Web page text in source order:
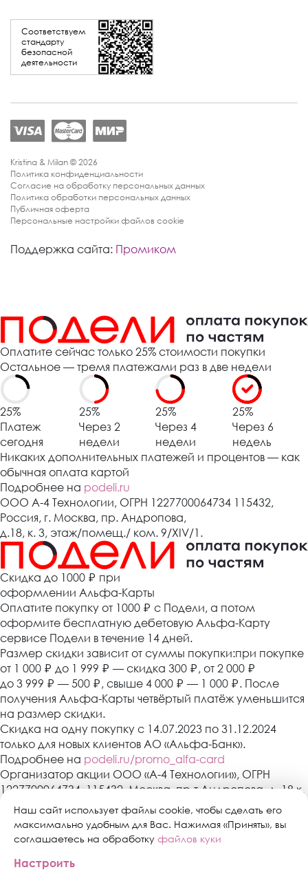
Соответствуем
стандарту
безопасной
деятельности
Kristina & Milan © 2026
Политика конфиденциальности
Согласие на обработку персональных данных
Политика обработки персональных данных
Публичная оферта
Персональные настройки файлов cookie
Поддержка сайта: Промиком
Наш сайт использует файлы cookie, чтобы сделать его
максимально удобным для Вас. Нажимая «Принять», вы
соглашаетесь на обработку файлов куки
Настроить
Оплатите сейчас только 25% стоимости покупки
Остальное — тремя платежами раз в две недели
25%
Платеж
сегодня
25%
Через 2
недели
25%
Через 4
недели
25%
Через 6
недель
Никаких дополнительных платежей и процентов — как
обычная оплата картой
Подробнее на podeli.ru
ООО А-4 Технологии, ОГРН 1227700064734 115432,
Россия, г. Москва, пр. Андропова,
д.18, к. 3, этаж/помещ./ ком. 9/XIV/1.
Cкидка до 1000 ₽ при
оформлении Альфа-Карты
Оплатите покупку от 1000 ₽ с Подели, а потом
оформите бесплатную дебетовую Альфа-Карту
сервисе Подели в течение 14 дней.
Размер скидки зависит от суммы покупки:при покупке
от 1 000 ₽ до 1 999 ₽ — скидка 300 ₽ , от 2 000 ₽
до 3 999 ₽ — 500 ₽ , свыше 4 000 ₽ — 1 000 ₽. После
получения Альфа-Карты четвёртый платёж уменьшится
на размер скидки.
Скидка на одну покупку с 14.07.2023 по 31.12.2024
только для новых клиентов АО «Альфа-Банк».
Подробнее на podeli.ru/promo_alfa-card
Организатор акции ООО «А-4 Технологии», ОГРН
1227700064734, 115432, Москва, пр-т Андропова, д. 18 к.
3, эт./пом./ком. 9/XIV/1. АО «Альфа-Банк»,
Генеральная лицензия банка России № 1326 от 16
января 2015 г. Скидка предоставляется один раз в
оформлении Альфа-Карты в сервисе «Подели» в